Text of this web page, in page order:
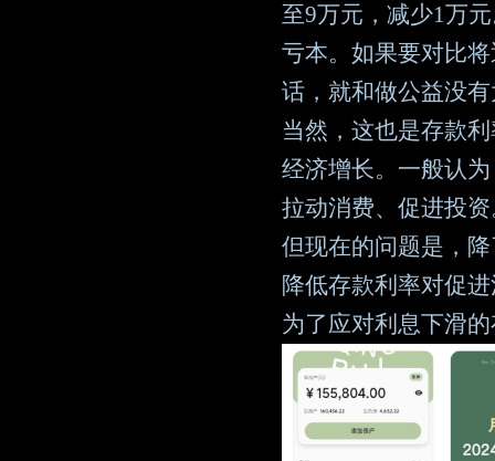
至9万元，减少1万
亏本。如果要对比
话，就和做公益没
当然，这也是存款
经济增长。一般认
拉动消费、促进投
但现在的问题是，
降低存款利率对促
为了应对利息下滑